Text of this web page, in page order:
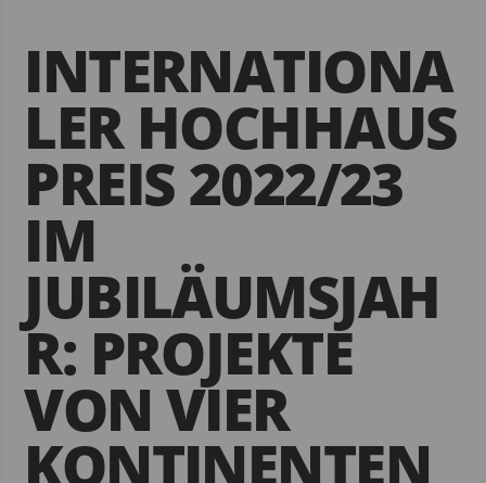
INTERNATIONA
LER HOCHHAUS
PREIS 2022/23
IM
JUBILÄUMSJAH
R: PROJEKTE
VON VIER
KONTINENTEN